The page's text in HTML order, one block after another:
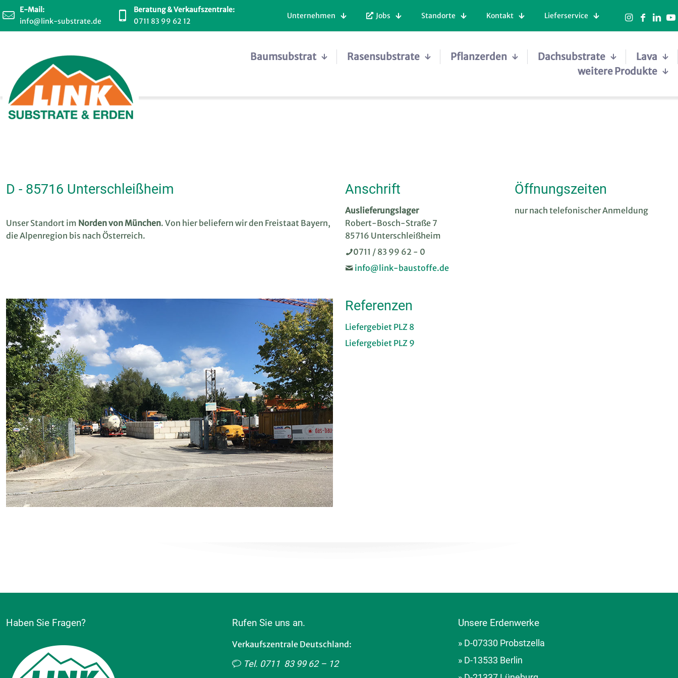
E-Mail:
info@link-substrate.de
Beratung & Verkaufszentrale:
0711 83 99 62 12
Unternehmen Jobs Standorte Kontakt Lieferservice
Baumsubstrat Rasensubstrate Pflanzerden Dachsubstrate
Lava
weitere Produkte
D - 85716 Unterschleißheim
Unser Standort im Norden von München. Von hier beliefern wir den Freistaat Bayern,
die Alpenregion bis nach Österreich.
Anschrift
Auslieferungslager
Robert-Bosch-Straße 7
85716 Unterschleißheim
0711 / 83 99 62 - 0
info@link-baustoffe.de
Öffnungszeiten
nur nach telefonischer Anmeldung
Referenzen
Liefergebiet PLZ 8
Liefergebiet PLZ 9
Haben Sie Fragen? Rufen Sie uns an.
Verkaufszentrale Deutschland:
Tel. 0711 83 99 62 – 12
Unsere Erdenwerke
» D-07330 Probstzella
» D-13533 Berlin